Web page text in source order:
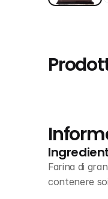
Farina di
contenere